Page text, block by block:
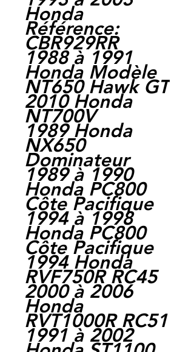
Honda
Référence:
CBR929RR
1988 à 1991
Honda Modèle
NT650 Hawk GT
2010 Honda
NT700V
1989 Honda
NX650
Dominateur
1989 à 1990
Honda PC800
Côte Pacifique
1994 à 1998
Honda PC800
Côte Pacifique
1994 Honda
RVF750R RC45
2000 à 2006
Honda
RVT1000R RC51
1991 à 2002